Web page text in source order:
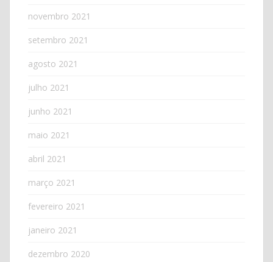
novembro 2021
setembro 2021
agosto 2021
julho 2021
junho 2021
maio 2021
abril 2021
março 2021
fevereiro 2021
janeiro 2021
dezembro 2020